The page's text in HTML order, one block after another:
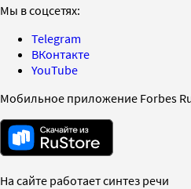
Мы в соцсетях:
Telegram
ВКонтакте
YouTube
Мобильное приложение Forbes
На сайте работает синтез речи